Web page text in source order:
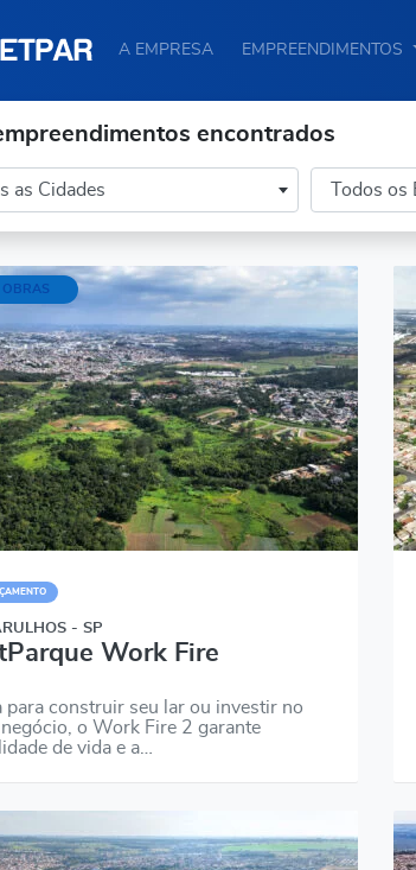
A EMPRESA EMPREENDIMENTOS
encontrados
as Cidades Estágio
OBRAS
- SP
Work Fire
para construir seu lar ou investir no
o Work Fire 2 garante
de vida e a…